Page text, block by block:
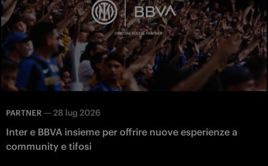
PARTNER — 28 lug 2026
Inter e BBVA insieme per offrire nuove esperienze a
community e tifosi